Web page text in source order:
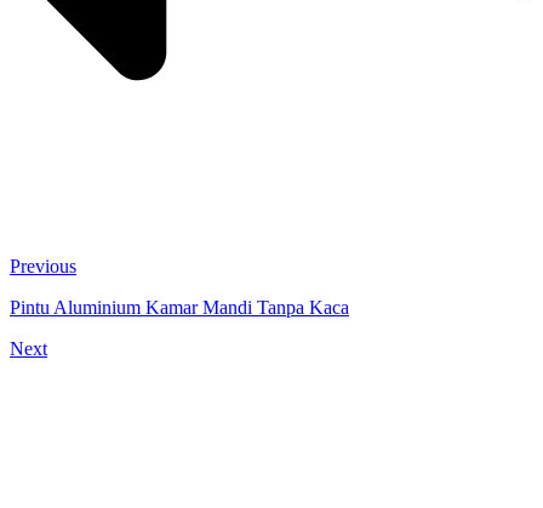
Previous
Pintu Aluminium Kamar Mandi Tanpa Kaca
Next